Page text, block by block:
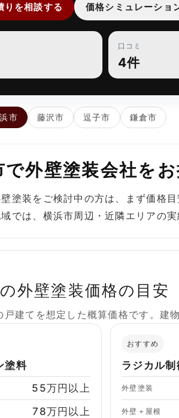
りを相談する 価格シミュレーショ
口コミ
4件
市 藤沢市 逗子市 鎌倉市
で外壁塗装会社を
塗装をご検討中の方は、まず価格
では、横浜市周辺・近隣エリアの
外壁塗装価格の目安
建てを想定した概算価格です。建
塗料
55万円以上
78万円以上
おすすめ
ラジカル
外壁塗装
外壁＋屋根